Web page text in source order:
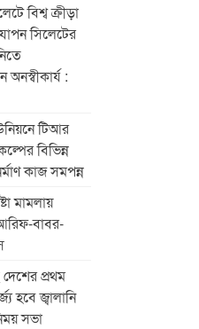
বিশ্ব ক্রীড়া
সিলেটের
:
টিআর
বিভিন্ন
কাজ সমপন্ন
মামলায়
বাবর-
দেশের প্রথম
হবে জ্বালানি
সভা